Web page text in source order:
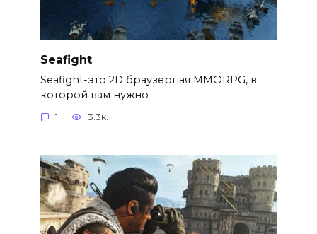
Seafight
Seafight-это 2D браузерная MMORPG, в
которой вам нужно
1 3.3к.